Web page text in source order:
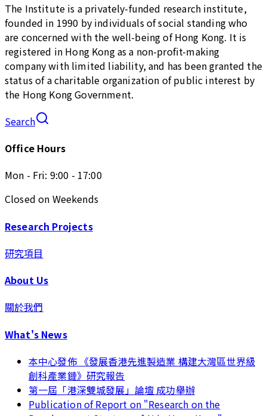
The Institute is a privately-funded research institute,
founded in 1990 by individuals of social standing who
are concerned with the well-being of Hong Kong. It is
registered in Hong Kong as a non-profit-making
company with limited liability, and has been granted the
status of a charitable organization of public interest by
the Hong Kong Government.
Search
Office Hours
Mon - Fri: 9:00 - 17:00
Closed on Weekends
Research Projects
研究項目
About Us
關於我們
What's News
本中心發佈 《發展香港先進製造業 構建大灣區世界級
創科產業鏈》研究報告
第一屆「港深雙城發展」論壇 成功舉辦
Publication of Report on "Research on the